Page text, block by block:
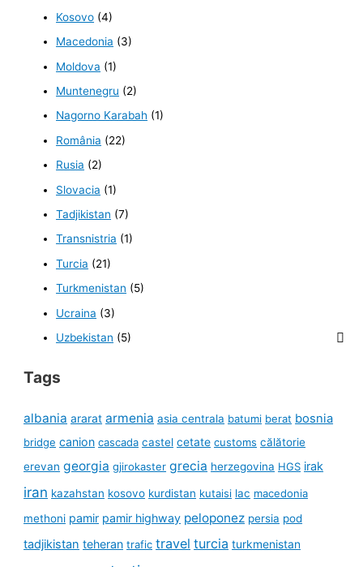
Kosovo (4)
Macedonia (3)
Moldova (1)
Muntenegru (2)
Nagorno Karabah (1)
România (22)
Rusia (2)
Slovacia (1)
Tadjikistan (7)
Transnistria (1)
Turcia (21)
Turkmenistan (5)
Ucraina (3)
Uzbekistan (5)
Tags
albania ararat armenia asia centrala batumi berat bosnia
bridge canion cascada castel cetate customs călătorie
erevan georgia gjirokaster grecia herzegovina HGS irak
iran kazahstan kosovo kurdistan kutaisi lac macedonia
methoni pamir pamir highway peloponez persia pod
tadjikistan teheran trafic travel turcia turkmenistan